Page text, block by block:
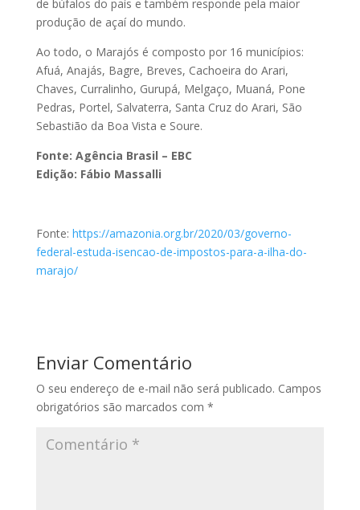
de búfalos do país e também responde pela maior
produção de açaí do mundo.
Ao todo, o Marajós é composto por 16 municípios:
Afuá, Anajás, Bagre, Breves, Cachoeira do Arari,
Chaves, Curralinho, Gurupá, Melgaço, Muaná, Pone
Pedras, Portel, Salvaterra, Santa Cruz do Arari, São
Sebastião da Boa Vista e Soure.
Fonte: Agência Brasil – EBC
Edição: Fábio Massalli
Fonte: https://amazonia.org.br/2020/03/governo-
federal-estuda-isencao-de-impostos-para-a-ilha-do-
marajo/
Enviar Comentário
O seu endereço de e-mail não será publicado. Campos
obrigatórios são marcados com *